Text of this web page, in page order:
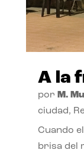
A la
por M.
ciudad,
Cuando
brisa del